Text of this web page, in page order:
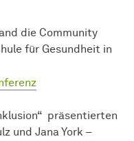
die Community
für Gesundheit in
präsentierten
und Jana York –